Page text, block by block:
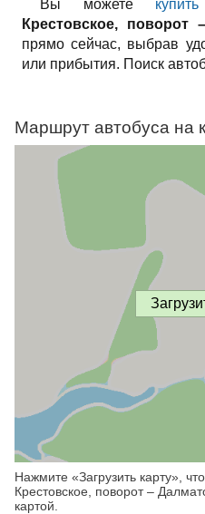
Вы можете
Крестовское, поворот
прямо сейчас, выбрав
или прибытия. Поиск
Маршрут автобуса на
Нажмите «Загрузить карту»,
Крестовское, поворот –
картой.